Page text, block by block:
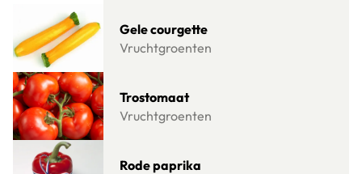
Gele courgette
Vruchtgroenten
Lees meer over Gele courgette
Trostomaat
Vruchtgroenten
Lees meer over Trostomaat
Rode paprika
Lees meer over Rode paprika